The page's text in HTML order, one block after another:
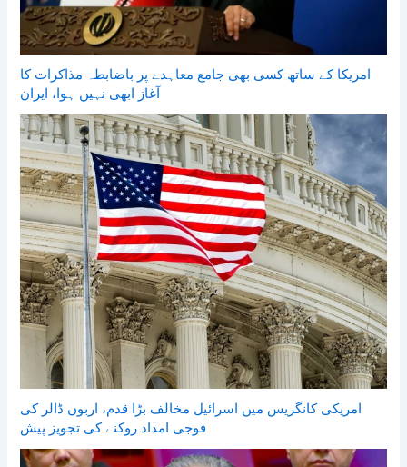
امریکا کے ساتھ کسی بھی جامع معاہدے پر باضابطہ مذاکرات کا
آغاز ابھی نہیں ہوا، ایران
امریکی کانگریس میں اسرائیل مخالف بڑا قدم، اربوں ڈالر کی
فوجی امداد روکنے کی تجویز پیش